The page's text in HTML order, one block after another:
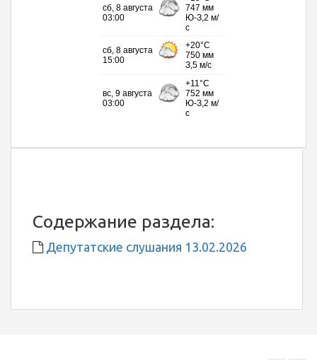
Содержание раздела:
Депутатские слушания 13.02.2026